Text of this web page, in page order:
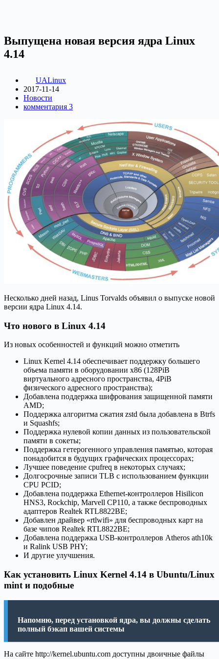
Выпущена новая версия ядра Linux
4.14
UALinux
2017-11-14
Новости
комментария 3
Несколько дней назад, Linus Torvalds объявил о выпуске новой
версии ядра Linux 4.14.
Что нового в Linux 4.14
Из новых особенностей и функций можно отметить
Linux Kernel 4.14 обеспечивает поддержку большего
объема памяти в оборудовании x86 (128PiB
виртуального адресного пространства, 4PiB
физического адресного пространства);
Добавлена поддержка шифрования защищенной памяти
AMD;
Поддержка алгоритма сжатия zstd была добавлена ​​в Btrfs
и Squashfs;
Поддержка нулевой копии данных из пользовательской
памяти в сокеты;
Поддержка гетерогенного управления памятью, которая
понадобится в будущих графических процессорах;
Лучшее поведение cpufreq в некоторых случаях;
Долгосрочные записи TLB с использованием функции
CPU PCID;
Добавлена поддержка Ethernet-контроллеров Hisilicon
HNS3, Rockchip, Marvell CP110, а также беспроводных
адаптеров Realtek RTL8822BE;
Добавлен драйвер «rtlwifi» для беспроводных карт на
базе чипов Realtek RTL8822BE;
Добавлена поддержка USB-контроллеров Atheros ath10k
и Ralink USB PHY;
И другие улучшения.
Как установить Linux Kernel 4.14 в Ubuntu/Linux
mint и подобные
Напомню, перед установкой ядра, вы должны сделать
полный бэкап вашей системы
На сайте http://kernel.ubuntu.com доступны двоичные файлы